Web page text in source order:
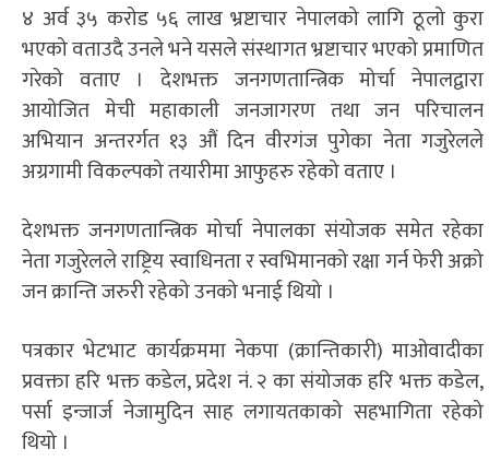
४ अर्व ३५ करोड ५६ लाख भ्रष्टाचार नेपालको लागि ठूलो कुरा
भएको वताउदै उनले भने यसले संस्थागत भ्रष्टाचार भएको प्रमाणित
गरेको वताए । देशभक्त जनगणतान्त्रिक मोर्चा नेपालद्वारा
आयोजित मेची महाकाली जनजागरण तथा जन परिचालन
अभियान अन्तरर्गत १३ औं दिन वीरगंज पुगेका नेता गजुरेलले
अग्रगामी विकल्पको तयारीमा आफुहरु रहेको वताए ।
देशभक्त जनगणतान्त्रिक मोर्चा नेपालका संयोजक समेत रहेका
नेता गजुरेलले राष्ट्रिय स्वाधिनता र स्वभिमानको रक्षा गर्न फेरी अक्रो
जन क्रान्ति जरुरी रहेको उनको भनाई थियो ।
पत्रकार भेटभाट कार्यक्रममा नेकपा (क्रान्तिकारी) माओवादीका
प्रवक्ता हरि भक्त कडेल, प्रदेश नं. २ का संयोजक हरि भक्त कडेल,
पर्सा इन्जार्ज नेजामुदिन साह लगायतकाको सहभागिता रहेको
थियो ।